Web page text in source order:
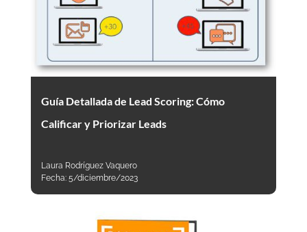
Guía Detallada de Lead Scoring: Cómo
Calificar y Priorizar Leads
Laura Rodríguez Vaquero
Fecha: 5/diciembre/2023